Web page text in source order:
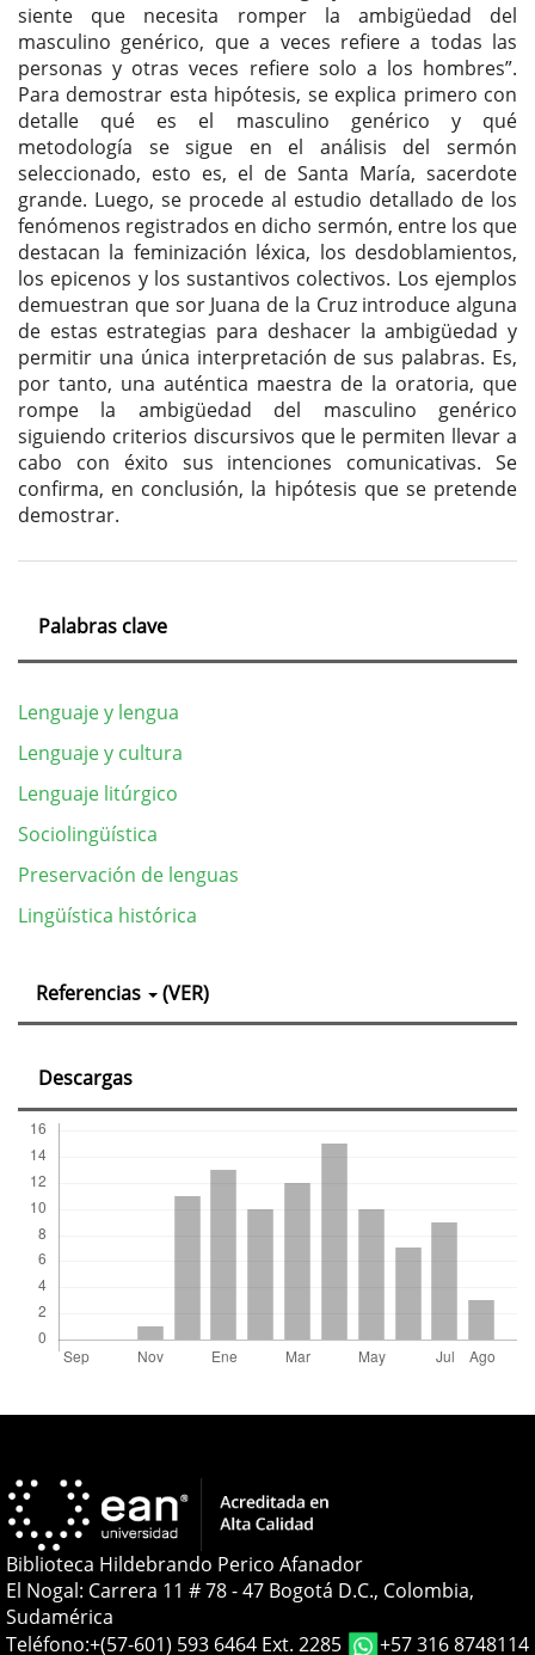
siente que necesita romper la ambigüedad del
masculino genérico, que a veces refiere a todas las
personas y otras veces refiere solo a los hombres”.
Para demostrar esta hipótesis, se explica primero con
detalle qué es el masculino genérico y qué
metodología se sigue en el análisis del sermón
seleccionado, esto es, el de Santa María, sacerdote
grande. Luego, se procede al estudio detallado de los
fenómenos registrados en dicho sermón, entre los que
destacan la feminización léxica, los desdoblamientos,
los epicenos y los sustantivos colectivos. Los ejemplos
demuestran que sor Juana de la Cruz introduce alguna
de estas estrategias para deshacer la ambigüedad y
permitir una única interpretación de sus palabras. Es,
por tanto, una auténtica maestra de la oratoria, que
rompe la ambigüedad del masculino genérico
siguiendo criterios discursivos que le permiten llevar a
cabo con éxito sus intenciones comunicativas. Se
confirma, en conclusión, la hipótesis que se pretende
demostrar.
Palabras clave
Lenguaje y lengua
Lenguaje y cultura
Lenguaje litúrgico
Sociolingüística
Preservación de lenguas
Lingüística histórica
Detalles
del
artículo
Referencias (VER)
Descargas
Biblioteca Hildebrando Perico Afanador
El Nogal: Carrera 11 # 78 - 47 Bogotá D.C., Colombia,
Sudamérica
Teléfono:+(57-601) 593 6464 Ext. 2285 +57 316 8748114